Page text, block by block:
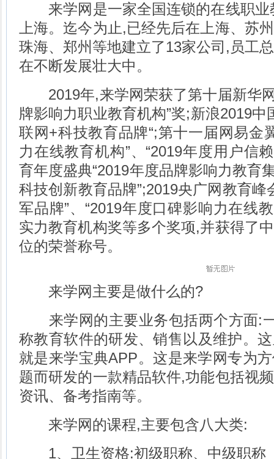
来学网是一家全国连锁的在线职业
上海。迄今为止,已经先后在上海、苏
珠海、郑州等地建立了13家公司,员工
在不断发展壮大中。
2019年,来学网荣获了第十届新华网
牌影响力职业教育机构”奖;新浪2019中
联网+科技教育品牌“;第十一届网易金
力在线教育机构”、“2019年度用户信
育年度盛典“2019年度品牌影响力教育
科技创新教育品牌”;2019央广网教育峰
军品牌”、“2019年度口碑影响力在线
实力教育机构奖等多个奖项,并获得了
位的荣誉称号。
来学网主要是做什么的?
来学网的主要业务包括两个方面:
称教育软件的研发、销售以及维护。
就是来学宝典APP。这是来学网专为
题而研发的一款精品软件,功能包括视
资讯、备考指南等。
来学网的课程,主要包含八大类:
1、卫生资格:初级职称、中级职称